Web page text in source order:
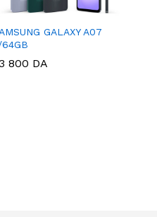
GALAXY A07
800 DA